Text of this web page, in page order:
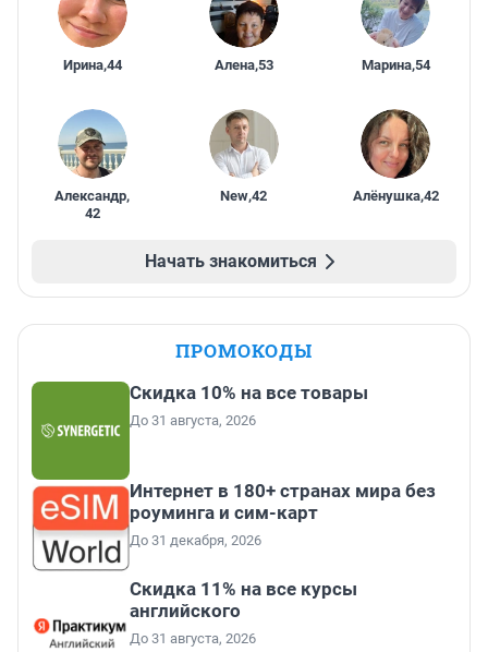
Ирина,44 Алена,53 Марина,54
Александр,
42
New,42 Алёнушка,42
Начать знакомиться
ПРОМОКОДЫ
Скидка 10% на все товары
До 31 августа, 2026
Интернет в 180+ странах мира без
роуминга и сим-карт
До 31 декабря, 2026
Скидка 11% на все курсы
английского
До 31 августа, 2026